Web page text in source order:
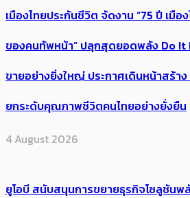
เมืองไทยประกันชีวิต จัดงาน “75 ปี เมือ
ของคนทัพหน้า” ปลุกสุดยอดพลัง Do It
ขายอย่างยิ่งใหญ่ ประกาศเดินหน้าสร้า
ยกระดับคุณภาพชีวิตคนไทยอย่างยั่งยืน
4 August 2026
ยูโอบี สนับสนุนการขยายธุรกิจโซลูชันพ